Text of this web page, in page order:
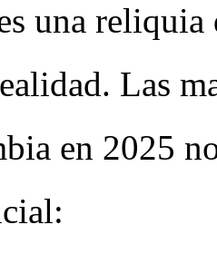
una reliquia
Las
en 2025